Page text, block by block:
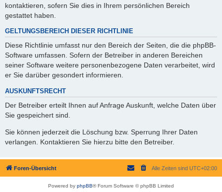
kontaktieren, sofern Sie dies in Ihrem persönlichen Bereich
gestattet haben.
GELTUNGSBEREICH DIESER RICHTLINIE
Diese Richtlinie umfasst nur den Bereich der Seiten, die die phpBB-
Software umfassen. Sofern der Betreiber in anderen Bereichen
seiner Software weitere personenbezogene Daten verarbeitet, wird
er Sie darüber gesondert informieren.
AUSKUNFTSRECHT
Der Betreiber erteilt Ihnen auf Anfrage Auskunft, welche Daten über
Sie gespeichert sind.
Sie können jederzeit die Löschung bzw. Sperrung Ihrer Daten
verlangen. Kontaktieren Sie hierzu bitte den Betreiber.
Foren-Übersicht Alle Zeiten sind UTC+02:00
Powered by phpBB® Forum Software © phpBB Limited